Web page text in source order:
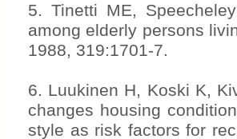
5. Tinetti ME,
among elderly persons
1988, 319:1701-7.
6. Luukinen H, Koski K,
changes housing
style as risk factors for